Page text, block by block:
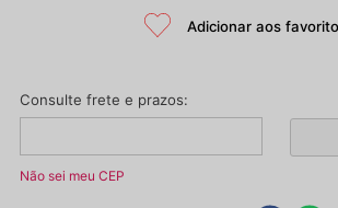
Não sei meu CEP